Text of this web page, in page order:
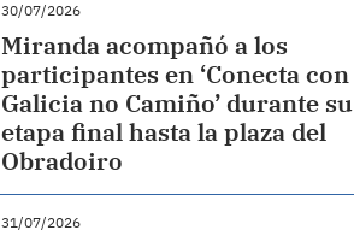
30/07/2026
Miranda acompañó a los
participantes en ‘Conecta con
Galicia no Camiño’ durante su
etapa final hasta la plaza del
Obradoiro
31/07/2026